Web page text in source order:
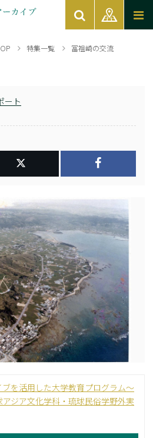
特集一覧 冨祖崎の交流
ート
を活用した大学教育プログラム～
ジア文化学科・琉球民俗学野外実